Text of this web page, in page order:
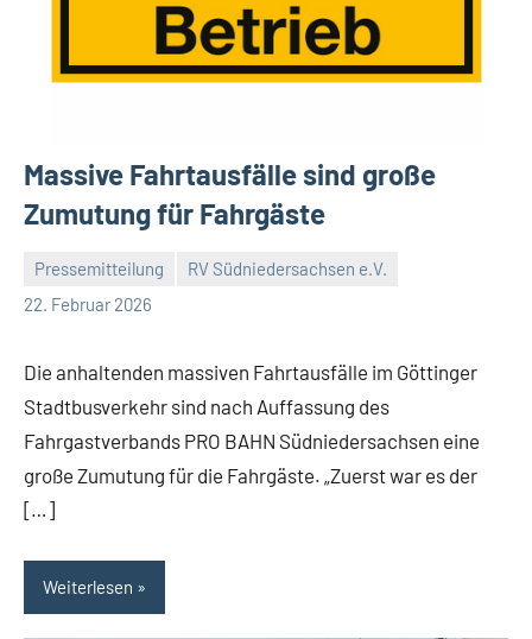
Massive Fahrtausfälle sind große
Zumutung für Fahrgäste
Pressemitteilung
RV Südniedersachsen e.V.
22. Februar 2026
RV
e.V.
Keine
Die anhaltenden massiven Fahrtausfälle im Göttinger
Stadtbusverkehr sind nach Auffassung des
Fahrgastverbands PRO BAHN Südniedersachsen eine
große Zumutung für die Fahrgäste. „Zuerst war es der
[…]
Weiterlesen